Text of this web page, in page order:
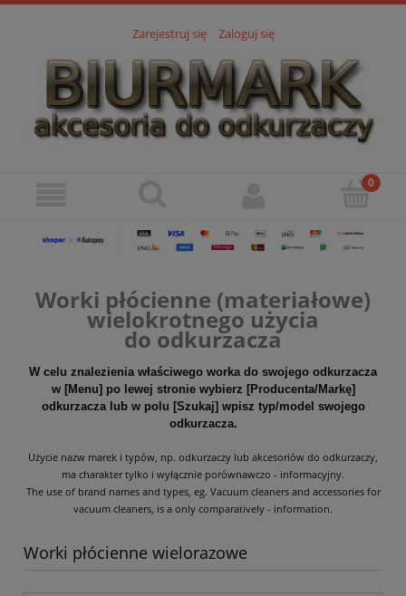
Zarejestruj się Zaloguj się
Worki płócienne (materiałowe)
wielokrotnego użycia
do odkurzacza
W celu znalezienia właściwego worka do swojego odkurzacza
w [Menu] po lewej stronie wybierz [Producenta/Markę]
odkurzacza lub w polu [Szukaj] wpisz typ/model swojego
odkurzacza.
Użycie nazw marek i typów, np. odkurzaczy lub akcesoriów do odkurzaczy,
ma charakter tylko i wyłącznie porównawczo - informacyjny.
The use of brand names and types, eg. Vacuum cleaners and accessories for
vacuum cleaners, is a only comparatively - information.
Worki płócienne wielorazowe